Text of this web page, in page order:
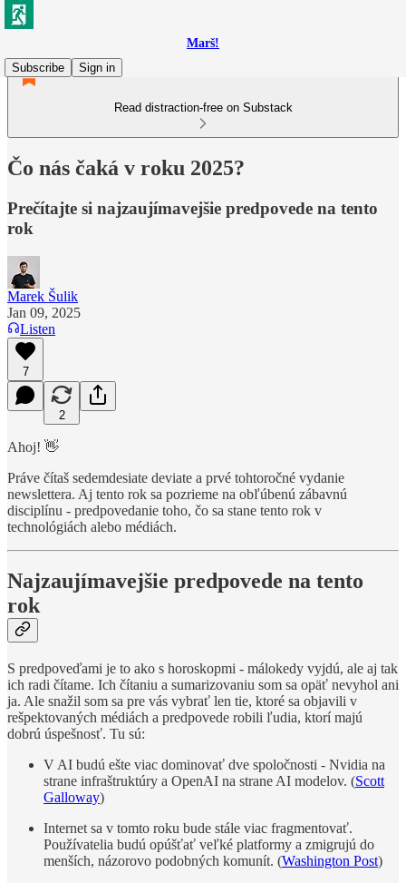
Marš!
Subscribe
Sign in
Read distraction-free on Substack
Čo nás čaká v roku 2025?
Prečítajte si najzaujímavejšie predpovede na tento
rok
Marek Šulik
Jan 09, 2025
Listen
7
2
Ahoj! 👋
Práve čítaš sedemdesiate deviate a prvé tohtoročné vydanie
newslettera. Aj tento rok sa pozrieme na obľúbenú zábavnú
disciplínu - predpovedanie toho, čo sa stane tento rok v
technológiách alebo médiách.
Najzaujímavejšie predpovede na tento
rok
S predpoveďami je to ako s horoskopmi - málokedy vyjdú, ale aj tak
ich radi čítame. Ich čítaniu a sumarizovaniu som sa opäť nevyhol ani
ja. Ale snažil som sa pre vás vybrať len tie, ktoré sa objavili v
rešpektovaných médiách a predpovede robili ľudia, ktorí majú
dobrú úspešnosť. Tu sú:
V AI budú ešte viac dominovať dve spoločnosti - Nvidia na
strane infraštruktúry a OpenAI na strane AI modelov. (Scott
Galloway)
Internet sa v tomto roku bude stále viac fragmentovať.
Používatelia budú opúšťať veľké platformy a zmigrujú do
menších, názorovo podobných komunít. (Washington Post)